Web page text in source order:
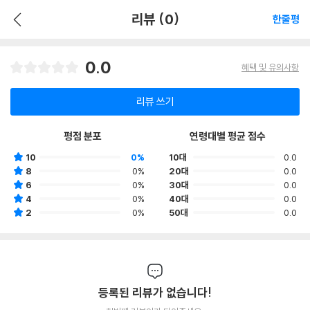
리뷰 (0) 한줄평
0.0 혜택 및 유의사항
리뷰 쓰기
평점 분포
10
0%
8
0%
6
0%
4
0%
2
0%
연령대별 평균 점수
10대
0.0
20대
0.0
30대
0.0
40대
0.0
50대
0.0
등록된 리뷰가 없습니다!